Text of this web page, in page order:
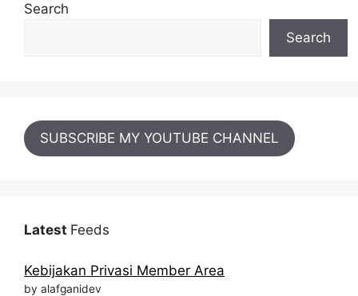
Search
Search
SUBSCRIBE MY YOUTUBE CHANNEL
Latest Feeds
Kebijakan Privasi Member Area
by alafganidev